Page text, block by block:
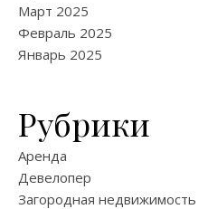
Март 2025
Февраль 2025
Январь 2025
Рубрики
Аренда
Девелопер
Загородная недвижимость